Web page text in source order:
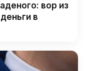
вор из
в